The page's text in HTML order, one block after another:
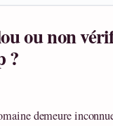
ou non
?
demeure